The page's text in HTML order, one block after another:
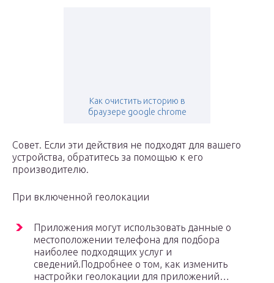
Как очистить историю в
браузере google chrome
Совет. Если эти действия не подходят для вашего
устройства, обратитесь за помощью к его
производителю.
При включенной геолокации
Приложения могут использовать данные о
местоположении телефона для подбора
наиболее подходящих услуг и
сведений.Подробнее о том, как изменить
настройки геолокации для приложений…